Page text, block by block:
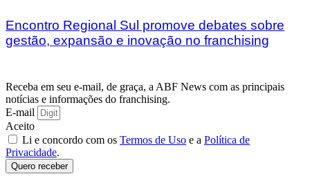
Encontro Regional Sul promove debates sobre
gestão, expansão e inovação no franchising
Receba em seu e-mail, de graça, a ABF News com as principais
notícias e informações do franchising.
E-mail
Aceito
Li e concordo com os Termos de Uso e a Política de
Privacidade.
Quero receber